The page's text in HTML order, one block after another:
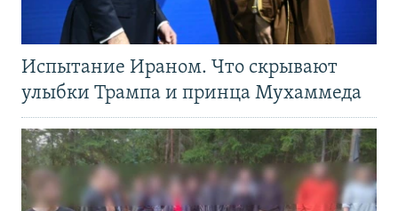
Испытание Ираном. Что скрывают
улыбки Трампа и принца Мухаммеда